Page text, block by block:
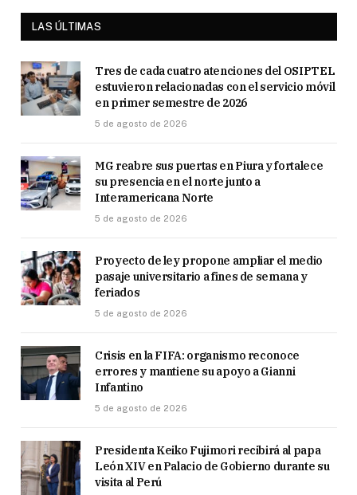
LAS ÚLTIMAS
Tres de cada cuatro atenciones del OSIPTEL
estuvieron relacionadas con el servicio móvil
en primer semestre de 2026
5 de agosto de 2026
MG reabre sus puertas en Piura y fortalece
su presencia en el norte junto a
Interamericana Norte
5 de agosto de 2026
Proyecto de ley propone ampliar el medio
pasaje universitario a fines de semana y
feriados
5 de agosto de 2026
Crisis en la FIFA: organismo reconoce
errores y mantiene su apoyo a Gianni
Infantino
5 de agosto de 2026
Presidenta Keiko Fujimori recibirá al papa
León XIV en Palacio de Gobierno durante su
visita al Perú